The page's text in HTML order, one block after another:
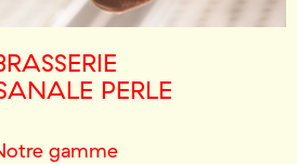
PERLE
gamme